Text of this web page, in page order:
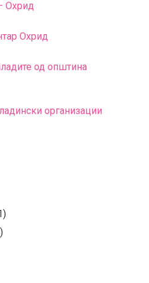
Охрид
Охрид
од општина
организации